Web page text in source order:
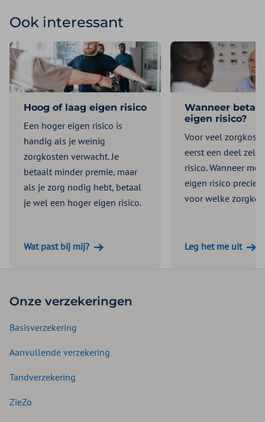
Ook interessant
Hoog of laag eigen risico
Een hoger eigen risico is
handig als je weinig
zorgkosten verwacht. Je
betaalt minder premie, maar
als je zorg nodig hebt, betaal
je wel een hoger eigen risico.
Wat past bij mij?
Wanneer
eigen risico?
Voor veel
eerst een deel zelf:
risico. Wanneer
eigen risico
voor welke
Leg het me uit
Onze verzekeringen
Basisverzekering
Aanvullende verzekering
Tandverzekering
ZieZo